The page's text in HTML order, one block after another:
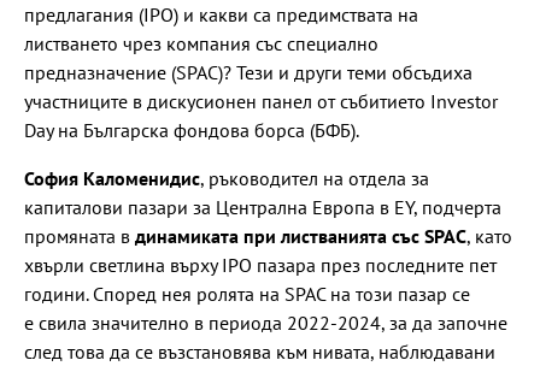
предлагания (IPO) и какви са предимствата на
листването чрез компания със специално
предназначение (SPAC)? Тези и други теми обсъдиха
участниците в дискусионен панел от събитието Investor
Day на Българска фондова борса (БФБ).
София Каломенидис, ръководител на отдела за
капиталови пазари за Централна Европа в EY, подчерта
промяната в динамиката при листванията със SPAC, като
хвърли светлина върху IPO пазара през последните пет
години. Според нея ролята на SPAC на този пазар се
е свила значително в периода 2022-2024, за да започне
след това да се възстановява към нивата, наблюдавани